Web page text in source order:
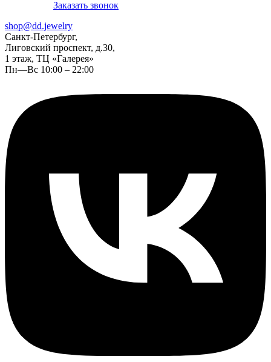
Заказать звонок
shop@dd.jewelry
Санкт-Петербург,
Лиговский проспект, д.30,
1 этаж, ТЦ «Галерея»
Пн—Вс 10:00 – 22:00